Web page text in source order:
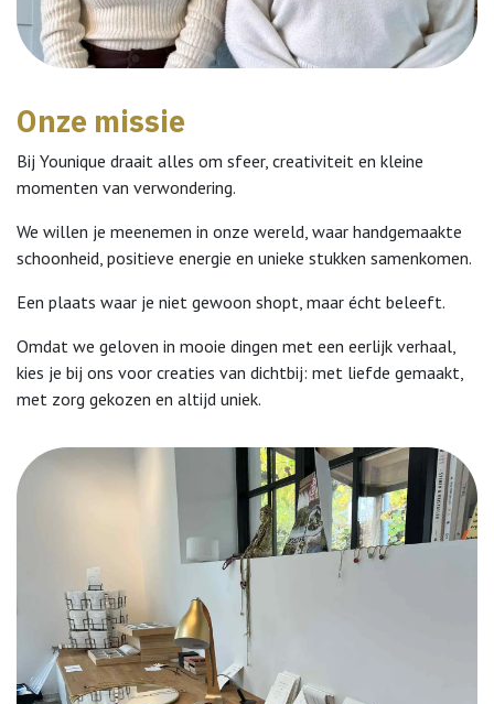
Onze missie
Bij Younique draait alles om sfeer, creativiteit en kleine
momenten van verwondering.
We willen je meenemen in onze wereld, waar handgemaakte
schoonheid, positieve energie en unieke stukken samenkomen.
Een plaats waar je niet gewoon shopt, maar écht beleeft.
Omdat we geloven in mooie dingen met een eerlijk verhaal,
kies je bij ons voor creaties van dichtbij: met liefde gemaakt,
met zorg gekozen en altijd uniek.